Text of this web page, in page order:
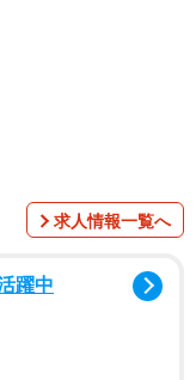
求人情報一覧へ
躍中